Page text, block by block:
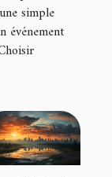
simple
événement